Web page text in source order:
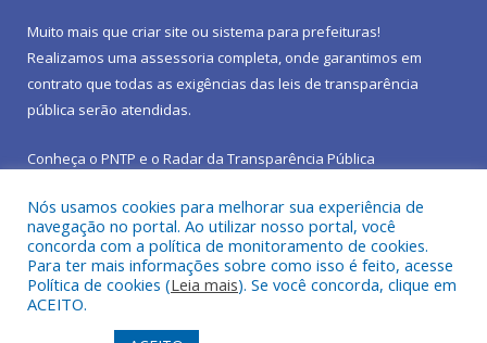
Muito mais que criar site ou sistema para prefeituras!
Realizamos uma assessoria completa, onde garantimos em
contrato que todas as exigências das leis de transparência
pública serão atendidas.
Conheça o PNTP e o Radar da Transparência Pública
Todos os direitos reservados a Prefeitura Municipal de São João
do Araguaia.
Nós usamos cookies para melhorar sua experiência de
navegação no portal. Ao utilizar nosso portal, você
concorda com a política de monitoramento de cookies.
Para ter mais informações sobre como isso é feito, acesse
Política de cookies (Leia mais). Se você concorda, clique em
ACEITO.